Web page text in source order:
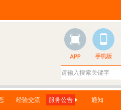
经验交流 服务公告 通知